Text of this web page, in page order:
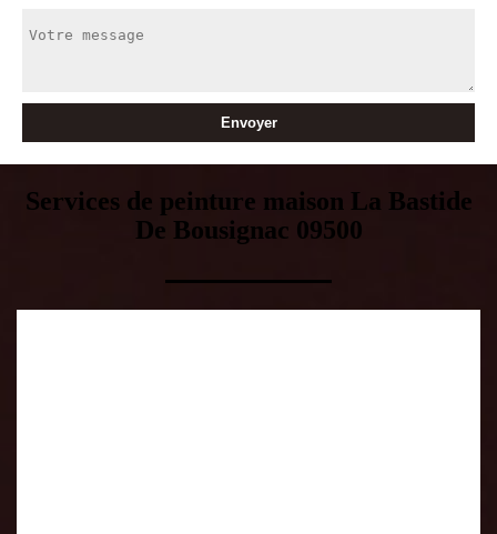
Services de peinture maison La Bastide
De Bousignac 09500